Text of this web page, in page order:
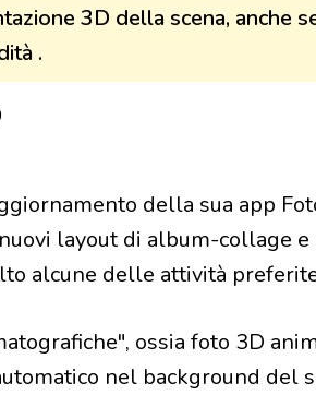
3D della scena, anche
.
della sua app
layout di album-collage e
alcune delle attività
ossia foto 3D
nel background del